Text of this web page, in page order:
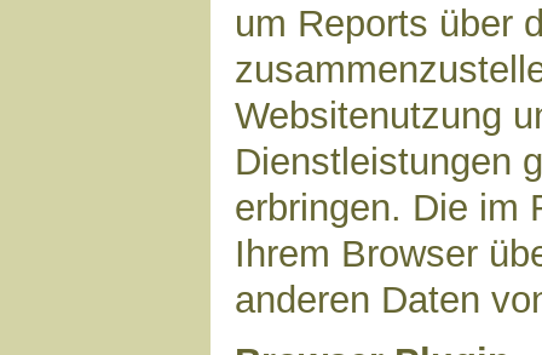
um Reports über
Websitenutzung
Dienstleistungen
erbringen. Die im
Ihrem Browser
anderen Daten